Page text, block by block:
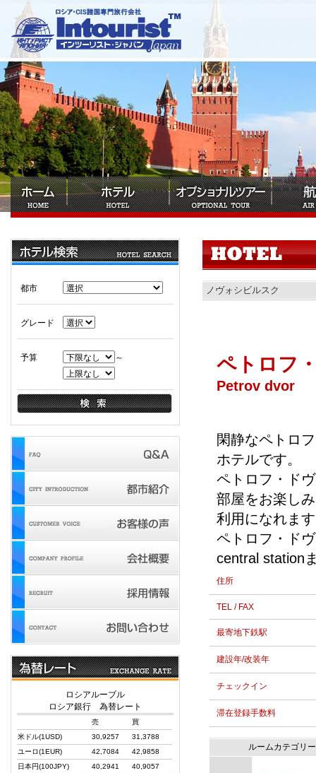
ノヴォシビルスク
ペトロフ
Petrov dvor
閑静なペトロ
ホテルです。
ペトロフ・ド
部屋をお楽し
利用になれま
ペトロフ・ド
central station
住所
TEL / FAX
最寄地下鉄駅
建設年/改装年
チェックイン
滞在登録手数料
ルームカテゴリー
都市
グレード
予算 ～
ロシアルーブル
ロシア銀行 為替レート
売
買
米ドル(1USD)
30,9257
31,3788
ユーロ(1EUR)
42,7084
42,9858
日本円(100JPY)
40,2941 40,9057